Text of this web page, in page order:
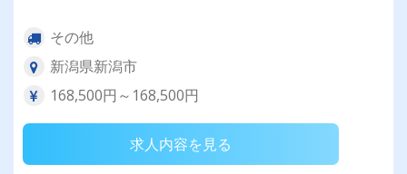
その他
新潟県新潟市
168,500円～168,500円
求人内容を見る